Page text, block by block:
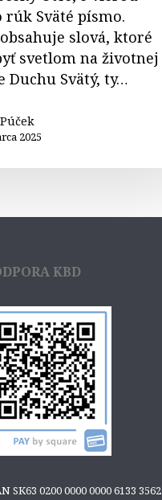
rúk Sväté písmo.
slová, ktoré
svetlom na životnej
Duchu Svätý, ty…
2025
KBD
SK63 0200 0000 0000 6133 3562